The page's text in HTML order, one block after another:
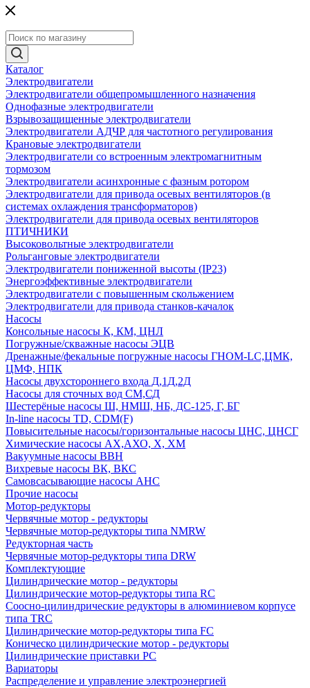
Каталог
Электродвигатели
Электродвигатели общепромышленного назначения
Однофазные электродвигатели
Взрывозащищенные электродвигатели
Электродвигатели АДЧР для частотного регулирования
Крановые электродвигатели
Электродвигатели со встроенным электромагнитным
тормозом
Электродвигатели асинхронные с фазным ротором
Электродвигатели для привода осевых вентиляторов (в
системах охлаждения трансформаторов)
Электродвигатели для привода осевых вентиляторов
ПТИЧНИКИ
Высоковольтные электродвигатели
Рольганговые электродвигатели
Электродвигатели пониженной высоты (IP23)
Энергоэффективные электродвигатели
Электродвигатели с повышенным скольжением
Электродвигатели для привода станков-качалок
Насосы
Консольные насосы К, КМ, ЦНЛ
Погружные/скважные насосы ЭЦВ
Дренажные/фекальные погружные насосы ГНОМ-LC,ЦМК,
ЦМФ, НПК
Насосы двухстороннего входа Д,1Д,2Д
Насосы для сточных вод СМ,СД
Шестерёные насосы Ш, НМШ, НБ, ДС-125, Г, БГ
In-line насосы TD, CDM(F)
Повысительные насосы/горизонтальные насосы ЦНС, ЦНСГ
Химические насосы АХ,АХО, Х, ХМ
Вакуумные насосы ВВН
Вихревые насосы ВК, ВКС
Самовсасывающие насосы АНС
Прочие насосы
Мотор-редукторы
Червячные мотор - редукторы
Червячные мотор-редукторы типа NMRW
Редукторная часть
Червячные мотор-редукторы типа DRW
Комплектующие
Цилиндрические мотор - редукторы
Цилиндрические мотор-редукторы типа RC
Соосно-цилиндрические редукторы в алюминиевом корпусе
типа TRC
Цилиндрические мотор-редукторы типа FC
Коническо цилиндрические мотор - редукторы
Цилиндрические приставки PC
Вариаторы
Распределение и управление электроэнергией